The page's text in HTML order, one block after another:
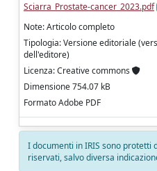
Sciarra_Prostate-cancer_2023.pdf
Note: Articolo completo
Tipologia: Versione editoriale
dell'editore)
Licenza: Creative commons
Dimensione 754.07 kB
Formato Adobe PDF
I documenti in IRIS sono
riservati, salvo diversa